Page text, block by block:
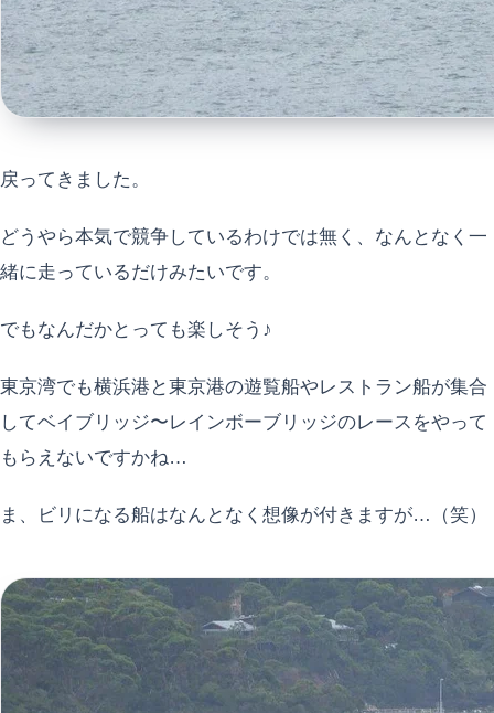
戻ってきました。
どうやら本気で競争しているわけでは無く、なんとなく一
緒に走っているだけみたいです。
でもなんだかとっても楽しそう♪
東京湾でも横浜港と東京港の遊覧船やレストラン船が集合
してベイブリッジ〜レインボーブリッジのレースをやって
もらえないですかね…
ま、ビリになる船はなんとなく想像が付きますが…（笑）